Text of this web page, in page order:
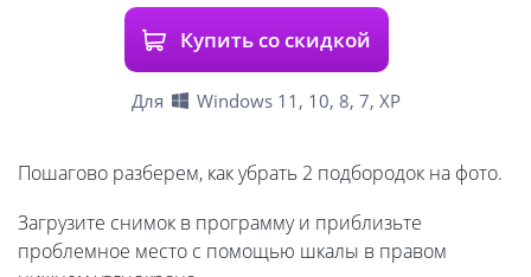
Купить со скидкой
Для Windows 11, 10, 8, 7, XP
Пошагово разберем, как убрать 2 подбородок на фото.
Загрузите снимок в программу и приблизьте
проблемное место с помощью шкалы в правом